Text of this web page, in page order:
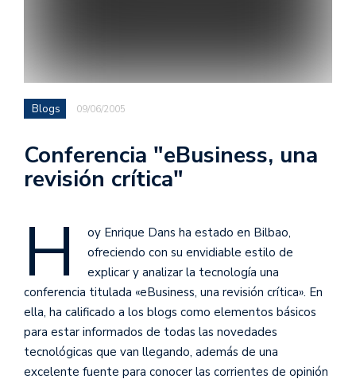
Blogs 09/06/2005
Conferencia "eBusiness, una
revisión crítica"
H
oy Enrique Dans ha estado en Bilbao,
ofreciendo con su envidiable estilo de
explicar y analizar la tecnología una
conferencia titulada «eBusiness, una revisión crítica». En
ella, ha calificado a los blogs como elementos básicos
para estar informados de todas las novedades
tecnológicas que van llegando, además de una
excelente fuente para conocer las corrientes de opinión